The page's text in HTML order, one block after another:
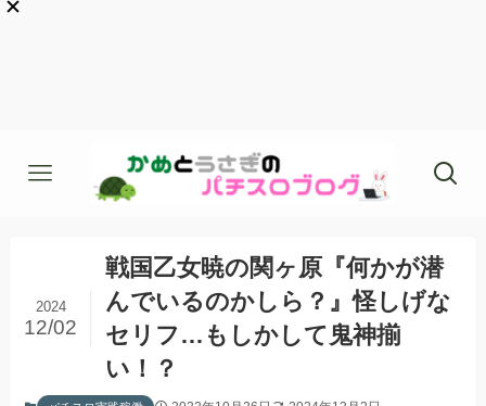
戦国乙女暁の関ヶ原『何かが潜
んでいるのかしら？』怪しげな
セリフ…もしかして鬼神揃
い！？
2024
12/02